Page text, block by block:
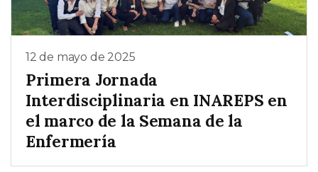
12 de mayo de 2025
Primera Jornada
Interdisciplinaria en INAREPS en
el marco de la Semana de la
Enfermería